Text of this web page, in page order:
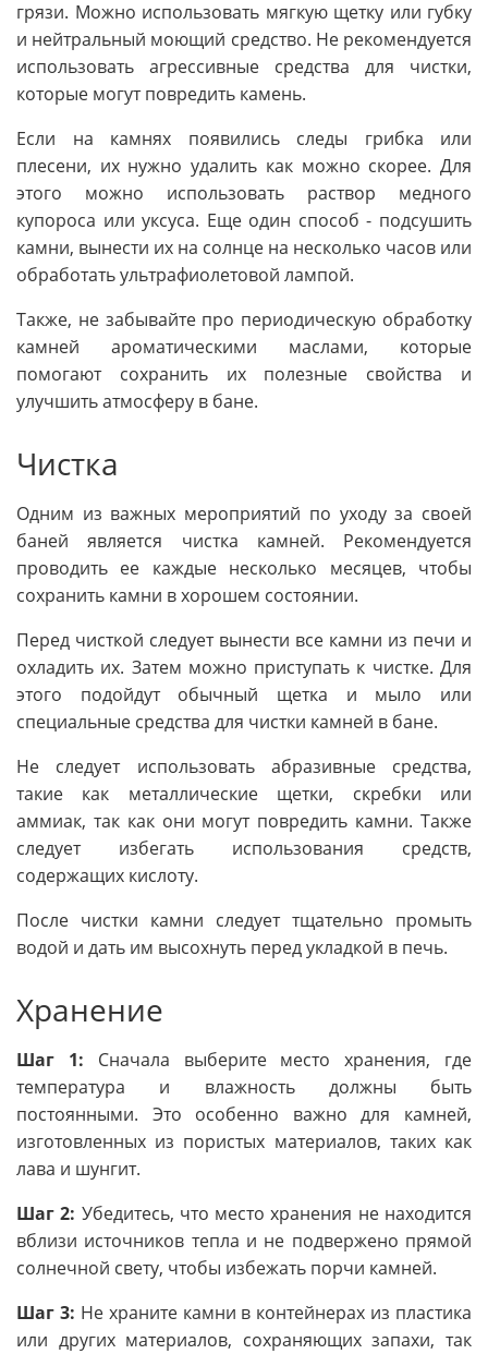
грязи. Можно использовать мягкую щетку или губку
и нейтральный моющий средство. Не рекомендуется
использовать агрессивные средства для чистки,
которые могут повредить камень.
Если на камнях появились следы грибка или
плесени, их нужно удалить как можно скорее. Для
этого можно использовать раствор медного
купороса или уксуса. Еще один способ - подсушить
камни, вынести их на солнце на несколько часов или
обработать ультрафиолетовой лампой.
Также, не забывайте про периодическую обработку
камней ароматическими маслами, которые
помогают сохранить их полезные свойства и
улучшить атмосферу в бане.
Чистка
Одним из важных мероприятий по уходу за своей
баней является чистка камней. Рекомендуется
проводить ее каждые несколько месяцев, чтобы
сохранить камни в хорошем состоянии.
Перед чисткой следует вынести все камни из печи и
охладить их. Затем можно приступать к чистке. Для
этого подойдут обычный щетка и мыло или
специальные средства для чистки камней в бане.
Не следует использовать абразивные средства,
такие как металлические щетки, скребки или
аммиак, так как они могут повредить камни. Также
следует избегать использования средств,
содержащих кислоту.
После чистки камни следует тщательно промыть
водой и дать им высохнуть перед укладкой в печь.
Хранение
Шаг 1: Сначала выберите место хранения, где
температура и влажность должны быть
постоянными. Это особенно важно для камней,
изготовленных из пористых материалов, таких как
лава и шунгит.
Шаг 2: Убедитесь, что место хранения не находится
вблизи источников тепла и не подвержено прямой
солнечной свету, чтобы избежать порчи камней.
Шаг 3: Не храните камни в контейнерах из пластика
или других материалов, сохраняющих запахи, так